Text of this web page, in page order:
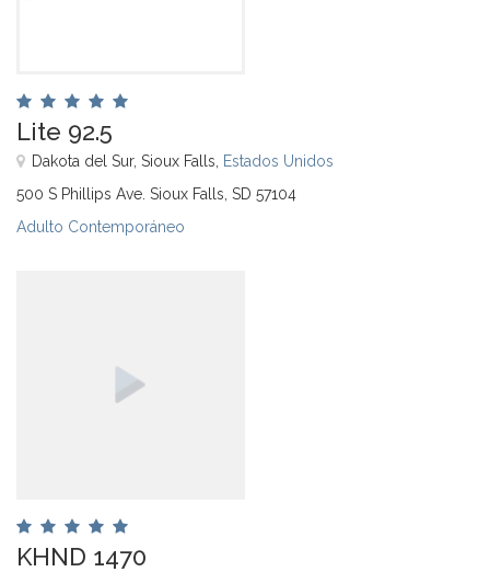
Lite 92.5
Dakota del Sur, Sioux Falls, Estados Unidos
500 S Phillips Ave. Sioux Falls, SD 57104
Adulto Contemporáneo
KHND 1470